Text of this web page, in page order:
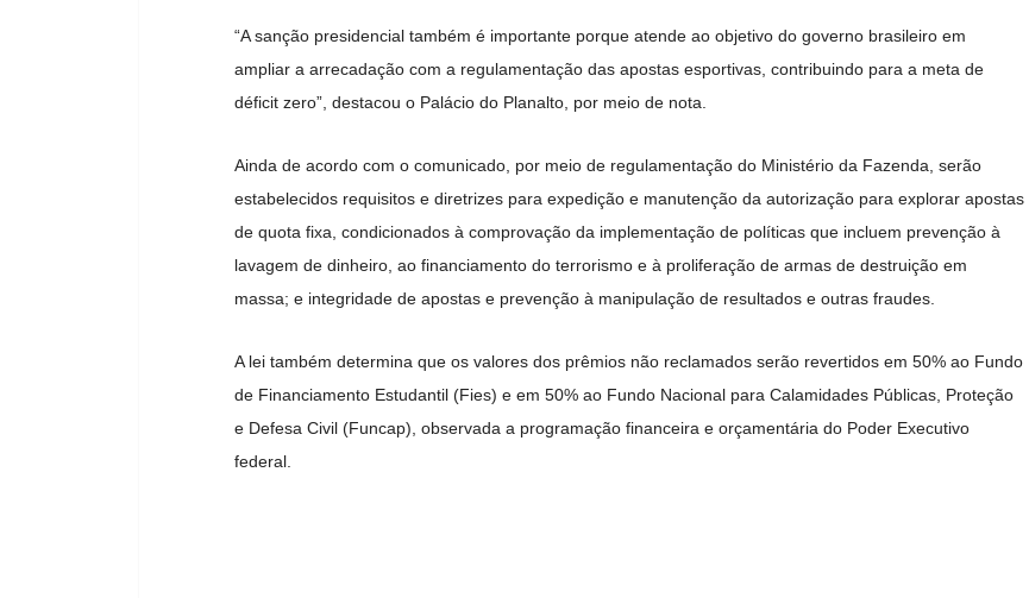
“A sanção presidencial também é importante porque atende ao objetivo do governo brasileiro em
ampliar a arrecadação com a regulamentação das apostas esportivas, contribuindo para a meta de
déficit zero”, destacou o Palácio do Planalto, por meio de nota.
Ainda de acordo com o comunicado, por meio de regulamentação do Ministério da Fazenda, serão
estabelecidos requisitos e diretrizes para expedição e manutenção da autorização para explorar apostas
de quota fixa, condicionados à comprovação da implementação de políticas que incluem prevenção à
lavagem de dinheiro, ao financiamento do terrorismo e à proliferação de armas de destruição em
massa; e integridade de apostas e prevenção à manipulação de resultados e outras fraudes.
A lei também determina que os valores dos prêmios não reclamados serão revertidos em 50% ao Fundo
de Financiamento Estudantil (Fies) e em 50% ao Fundo Nacional para Calamidades Públicas, Proteção
e Defesa Civil (Funcap), observada a programação financeira e orçamentária do Poder Executivo
federal.